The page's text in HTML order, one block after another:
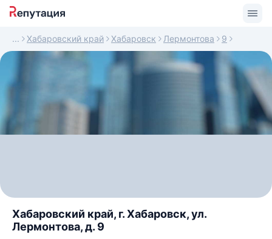
Хабаровский край Хабаровск Лермонтова 9
Хабаровский край, г. Хабаровск, ул.
Лермонтова, д. 9